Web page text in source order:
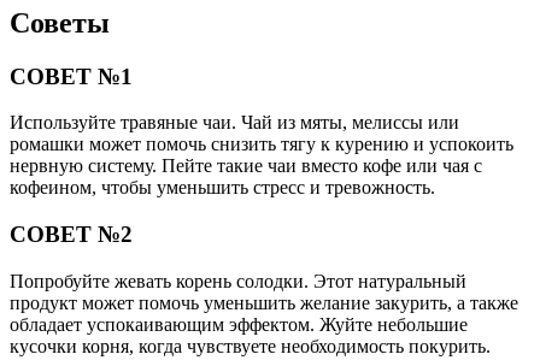
Советы
СОВЕТ №1
Используйте травяные чаи. Чай из мяты, мелиссы или
ромашки может помочь снизить тягу к курению и успокоить
нервную систему. Пейте такие чаи вместо кофе или чая с
кофеином, чтобы уменьшить стресс и тревожность.
СОВЕТ №2
Попробуйте жевать корень солодки. Этот натуральный
продукт может помочь уменьшить желание закурить, а также
обладает успокаивающим эффектом. Жуйте небольшие
кусочки корня, когда чувствуете необходимость покурить.